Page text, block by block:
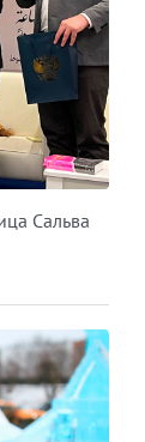
Сальва